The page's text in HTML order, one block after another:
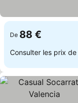
De 88 €
Consulter les prix de